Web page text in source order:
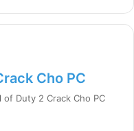
Cho PC
of Duty 2 Crack Cho PC